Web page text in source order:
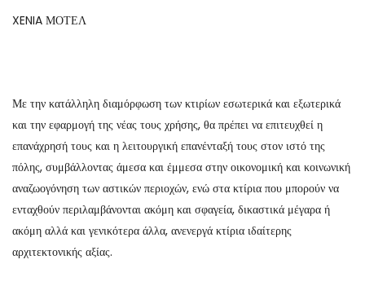
XENIA ΜΟΤΕΛ
Με την κατάλληλη διαμόρφωση των κτιρίων εσωτερικά και εξωτερικά
και την εφαρμογή της νέας τους χρήσης, θα πρέπει να επιτευχθεί η
επανάχρησή τους και η λειτουργική επανένταξή τους στον ιστό της
πόλης, συμβάλλοντας άμεσα και έμμεσα στην οικονομική και κοινωνική
αναζωογόνηση των αστικών περιοχών, ενώ στα κτίρια που μπορούν να
ενταχθούν περιλαμβάνονται ακόμη και σφαγεία, δικαστικά μέγαρα ή
ακόμη αλλά και γενικότερα άλλα, ανενεργά κτίρια ιδαίτερης
αρχιτεκτονικής αξίας.